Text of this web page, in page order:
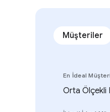
Müşteriler
En İdeal
Orta Ölçekli